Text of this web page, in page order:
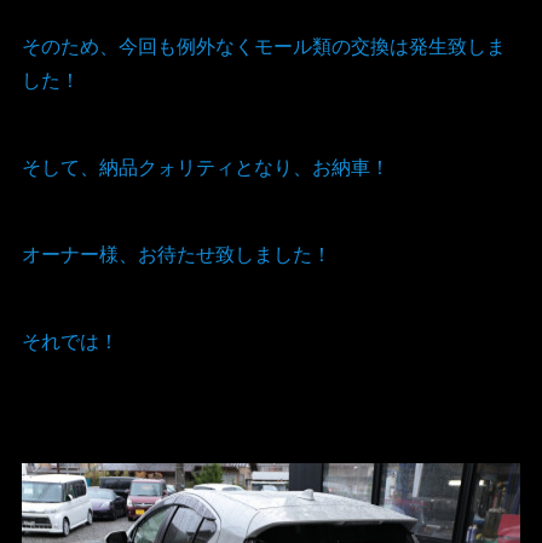
そのため、今回も例外なくモール類の交換は発生致しま
した！
そして、納品クォリティとなり、お納車！
オーナー様、お待たせ致しました！
それでは！